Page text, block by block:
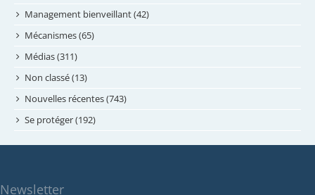
avril 2024
février 2024
janvier 2024
novembre 2023
octobre 2023
septembre 2023
mars 2023
Management bienveillant (42)
Mécanismes (65)
Médias (311)
Non classé (13)
Nouvelles récentes (743)
Se protéger (192)
Newsletter